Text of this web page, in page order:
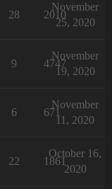
28 2010
November
25, 2020
9 4747
November
19, 2020
6 671
November
11, 2020
22 1861
October 16,
2020